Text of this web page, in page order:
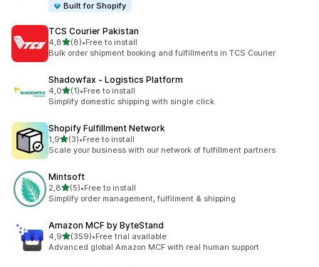
Built for Shopify
TCS Courier Pakistan
4,8na 5 gwiazdek
(8)
Łączna liczba recenzji: 8
•Free to install
Bulk order shipment booking and fulfillments in TCS Courier
Shadowfax ‑ Logistics Platform
4,0na 5 gwiazdek
(1)
Łączna liczba recenzji: 1
•Free to install
Simplify domestic shipping with single click
Shopify Fulfillment Network
1,9na 5 gwiazdek
(3)
Łączna liczba recenzji: 3
•Free to install
Scale your business with our network of fulfillment partners
Mintsoft
2,8na 5 gwiazdek
(5)
Łączna liczba recenzji: 5
•Free to install
Simplify order management, fulfilment & shipping
Amazon MCF by ByteStand
4,9na 5 gwiazdek
(359)
Łączna liczba recenzji: 359
•Free trial available
Advanced global Amazon MCF with real human support